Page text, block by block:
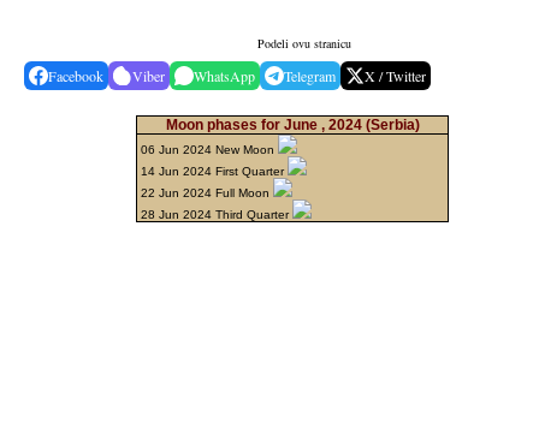
Podeli ovu stranicu
Facebook Viber WhatsApp Telegram X / Twitter
Moon phases for June , 2024(Serbia)
06 Jun 2024 New Moon
14 Jun 2024 First Quarter
22 Jun 2024 Full Moon
28 Jun 2024 Third Quarter